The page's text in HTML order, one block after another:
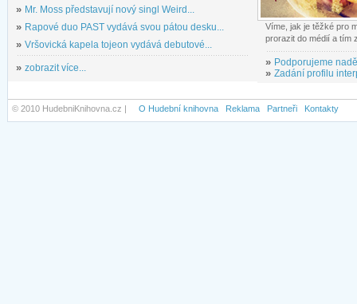
» Mr. Moss představují nový singl Weird...
» Rapové duo PAST vydává svou pátou desku...
» Vršovická kapela tojeon vydává debutové...
» zobrazit více...
Víme, jak je těžké pro
prorazit do médií a tím
» Podporujeme
» Zadání profilu
© 2010 HudebniKnihovna.cz | O Hudební knihovna Reklama Partneři Kontakty